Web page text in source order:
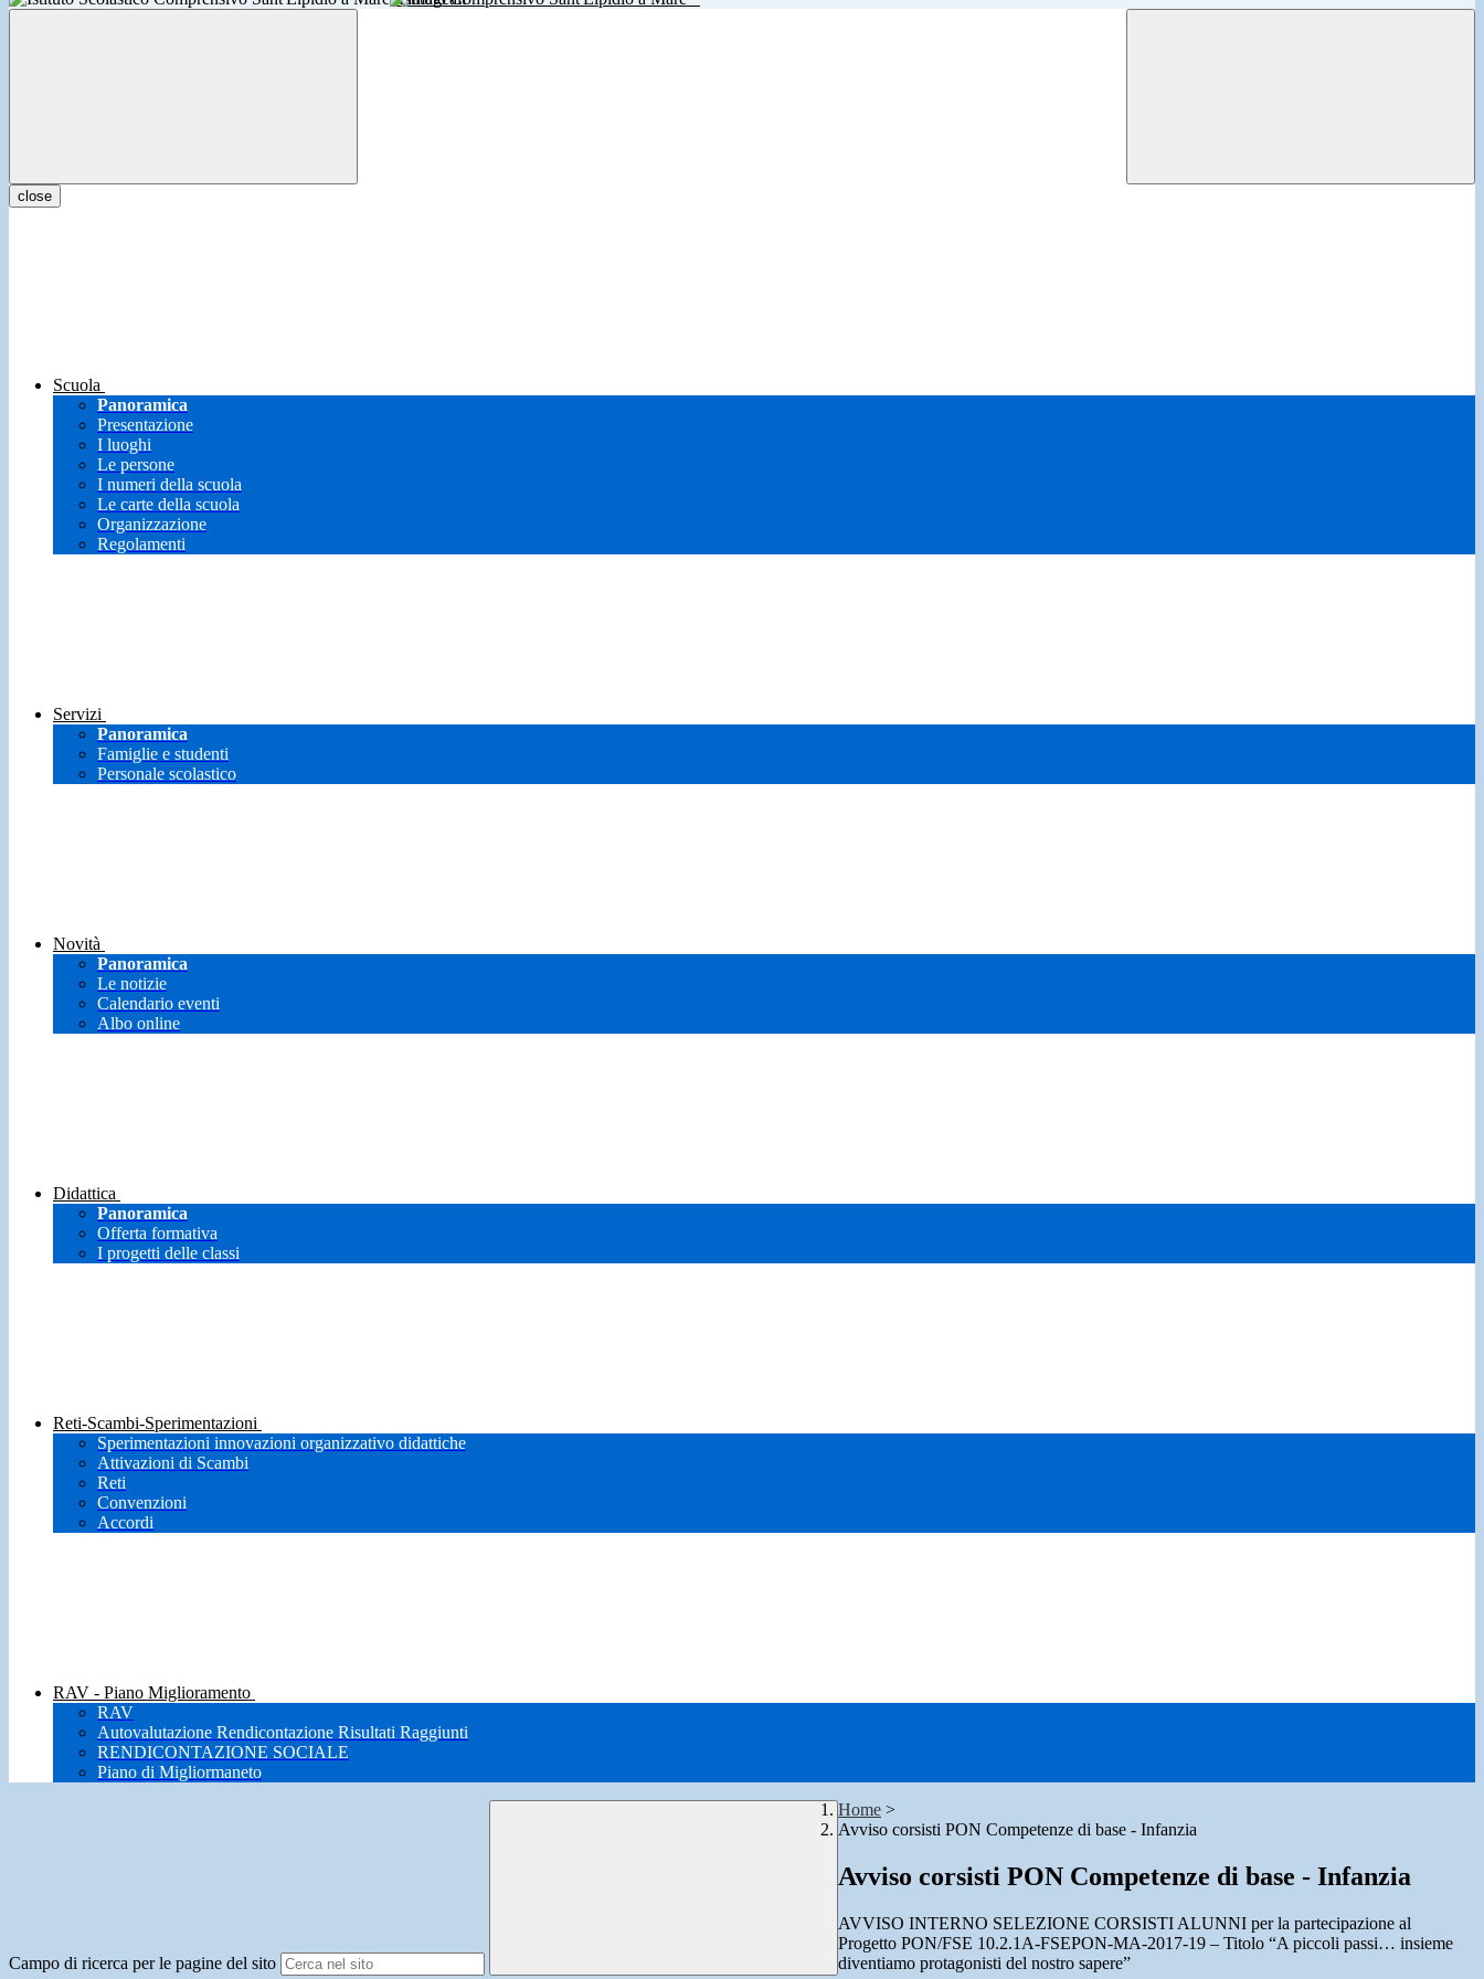
close
Scuola
Panoramica
Presentazione
I luoghi
Le persone
I numeri della scuola
Le carte della scuola
Organizzazione
Regolamenti
Servizi
Panoramica
Famiglie e studenti
Personale scolastico
Novità
Panoramica
Le notizie
Calendario eventi
Albo online
Didattica
Panoramica
Offerta formativa
I progetti delle classi
Reti-Scambi-Sperimentazioni
Sperimentazioni innovazioni organizzativo didattiche
Attivazioni di Scambi
Reti
Convenzioni
Accordi
RAV - Piano Miglioramento
RAV
Autovalutazione Rendicontazione Risultati Raggiunti
RENDICONTAZIONE SOCIALE
Piano di Migliormaneto
Campo di ricerca per le pagine del sito
Home >
Avviso corsisti PON Competenze di base - Infanzia
Avviso corsisti PON Competenze di base - Infanzia
AVVISO INTERNO SELEZIONE CORSISTI ALUNNI per la partecipazione al
Progetto PON/FSE 10.2.1A-FSEPON-MA-2017-19 – Titolo “A piccoli passi… insieme
diventiamo protagonisti del nostro sapere”